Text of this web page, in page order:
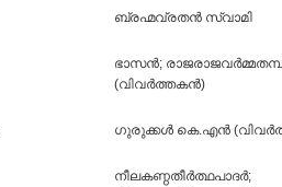
ബ്രഹ്മവ്രതന്‍ സ്വാമി
ഭാസന്‍;
(വിവര്‍ത്തകന്‍)
ഗുരുക്കള്‍ കെ.എന്‍
നീലകണ്ഠതീര്‍ത്ഥപാദര്‍;